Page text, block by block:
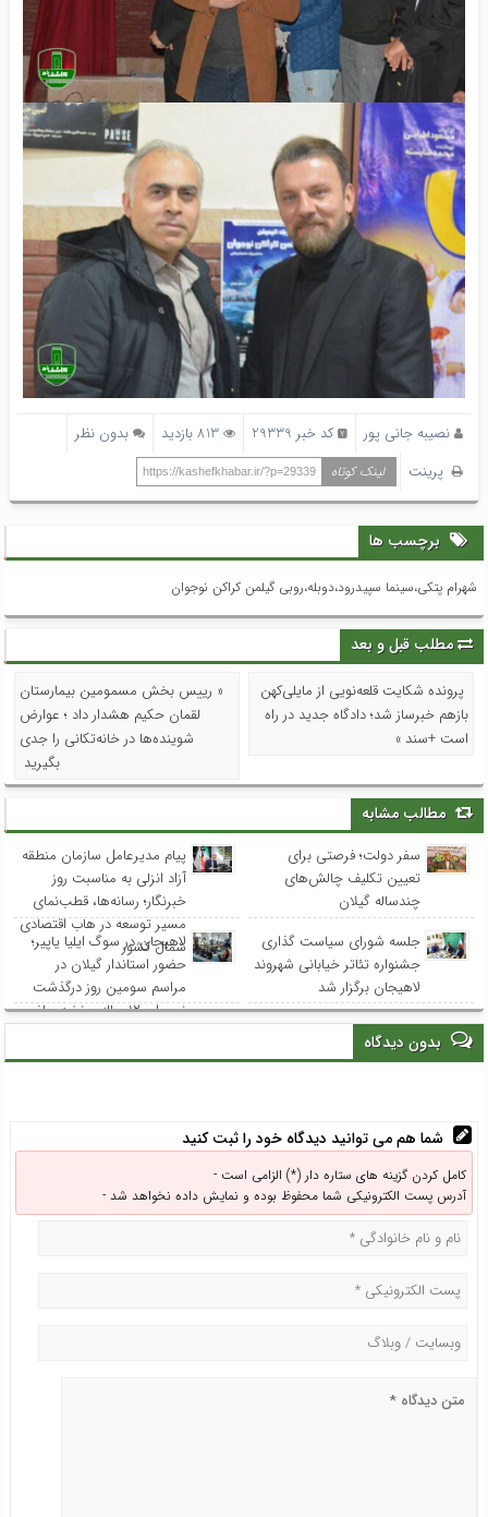
نصیبه جانی پور کد خبر 29339 813 بازدید
بدون نظر
پرینت
لینک کوتاه https://kashefkhabar.ir/?p=29339
برچسب ها
شهرام پتکی،سینما سپیدرود،دوبله،روبی گیلمن کراکن نوجوان
مطلب قبل و بعد
پرونده شکایت قلعه‌نویی از مایلی‌کهن
بازهم خبرساز شد؛ دادگاه جدید در راه
است +سند »
« رییس بخش مسمومین بیمارستان
لقمان حکیم هشدار داد ؛ عوارض
شوینده‌ها در خانه‌تکانی را جدی
بگیرید
مطالب مشابه
سفر دولت؛ فرصتی برای
تعیین تکلیف چالش‌های
چندساله گیلان
پیام مدیرعامل سازمان منطقه
آزاد انزلی به مناسبت روز
خبرنگار؛ رسانه‌ها، قطب‌نمای
مسیر توسعه در هاب اقتصادی
شمال کشور
جلسه شورای سیاست گذاری
جشنواره تئاتر خیابانی شهروند
لاهیجان برگزار شد
لاهیجان در سوگ ایلیا یاپیر؛
حضور استاندار گیلان در
مراسم سومین روز درگذشت
نوجوان ۱۲ ساله و نخبه ریاضی
بدون دیدگاه
شما هم می توانید دیدگاه خود را ثبت کنید
کامل کردن گزینه های ستاره دار (*) الزامی است -
آدرس پست الکترونیکی شما محفوظ بوده و نمایش داده نخواهد شد -